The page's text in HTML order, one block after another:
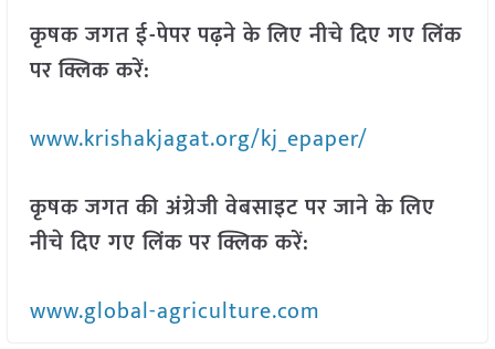
कृषक जगत ई-पेपर पढ़ने के लिए नीचे दिए गए लिंक
पर क्लिक करें:
www.krishakjagat.org/kj_epaper/
कृषक जगत की अंग्रेजी वेबसाइट पर जाने के लिए
नीचे दिए गए लिंक पर क्लिक करें:
www.global-agriculture.com